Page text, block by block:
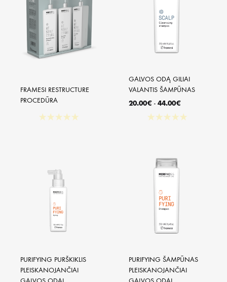
FRAMESI RESTRUCTURE
PROCEDŪRA
★★★★★
GALVOS ODĄ GILIAI
VALANTIS ŠAMPŪNAS
20.00€ - 44.00€
★★★★★
PURIFYING PURŠKIKLIS
PLEISKANOJANČIAI
PURIFYING ŠAMPŪNAS
PLEISKANOJANČIAI